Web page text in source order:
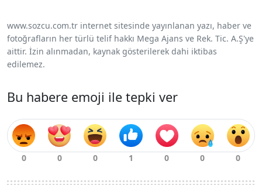
www.sozcu.com.tr internet sitesinde yayınlanan yazı, haber ve
fotoğrafların her türlü telif hakkı Mega Ajans ve Rek. Tic. A.Ş'ye
aittir. İzin alınmadan, kaynak gösterilerek dahi iktibas
edilemez.
Bu habere emoji ile tepki ver